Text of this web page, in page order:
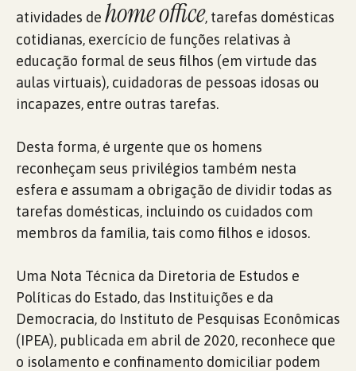
atividades de home office, tarefas domésticas
cotidianas, exercício de funções relativas à
educação formal de seus filhos (em virtude das
aulas virtuais), cuidadoras de pessoas idosas ou
incapazes, entre outras tarefas.
Desta forma, é urgente que os homens
reconheçam seus privilégios também nesta
esfera e assumam a obrigação de dividir todas as
tarefas domésticas, incluindo os cuidados com
membros da família, tais como filhos e idosos.
Uma Nota Técnica da Diretoria de Estudos e
Políticas do Estado, das Instituições e da
Democracia, do Instituto de Pesquisas Econômicas
(IPEA), publicada em abril de 2020, reconhece que
o isolamento e confinamento domiciliar podem